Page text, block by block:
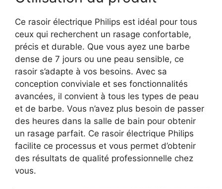
Ce rasoir électrique Philips est idéal pour tous
ceux qui recherchent un rasage confortable,
précis et durable. Que vous ayez une barbe
dense de 7 jours ou une peau sensible, ce
rasoir s’adapte à vos besoins. Avec sa
conception conviviale et ses fonctionnalités
avancées, il convient à tous les types de peau
et de barbe. Vous n’avez plus besoin de passer
des heures dans la salle de bain pour obtenir
un rasage parfait. Ce rasoir électrique Philips
facilite ce processus et vous permet d’obtenir
des résultats de qualité professionnelle chez
vous.